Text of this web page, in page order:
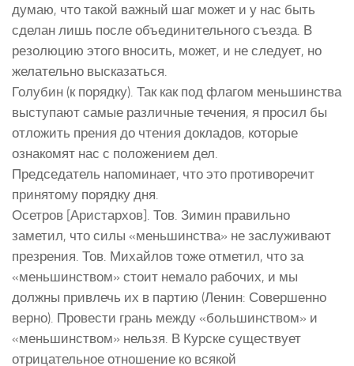
думаю, что такой важный шаг может и у нас быть
сделан лишь после объединительного съезда. В
резолюцию этого вносить, может, и не следует, но
желательно высказаться.
Голубин (к порядку). Так как под флагом меньшинства
выступают самые различные течения, я просил бы
отложить прения до чтения докладов, которые
ознакомят нас с положением дел.
Председатель напоминает, что это противоречит
принятому порядку дня.
Осетров [Аристархов]. Тов. Зимин правильно
заметил, что силы «меньшинства» не заслуживают
презрения. Тов. Михайлов тоже отметил, что за
«меньшинством» стоит немало рабочих, и мы
должны привлечь их в партию (Ленин: Совершенно
верно). Провести грань между «большинством» и
«меньшинством» нельзя. В Курске существует
отрицательное отношение ко всякой